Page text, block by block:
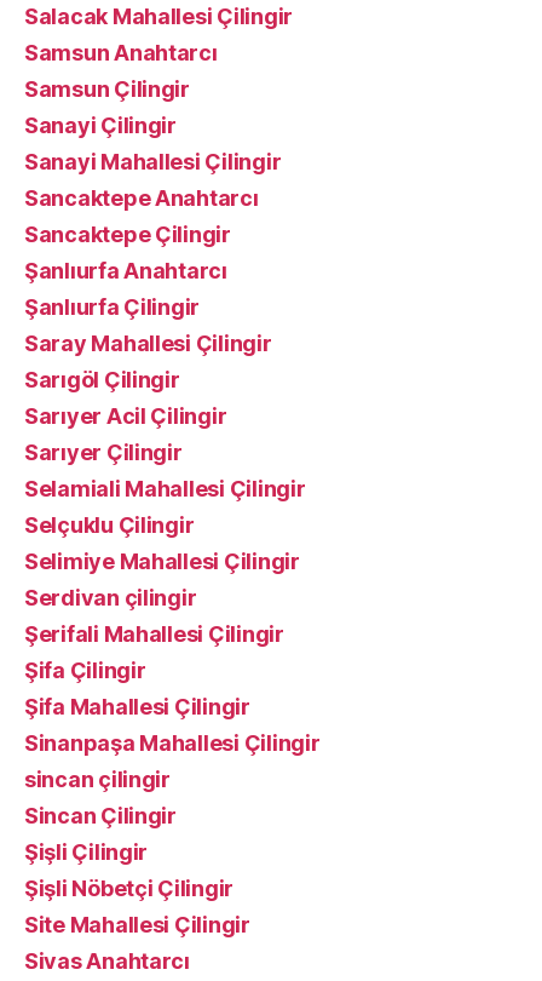
Salacak Mahallesi Çilingir
Samsun Anahtarcı
Samsun Çilingir
Sanayi Çilingir
Sanayi Mahallesi Çilingir
Sancaktepe Anahtarcı
Sancaktepe Çilingir
Şanlıurfa Anahtarcı
Şanlıurfa Çilingir
Saray Mahallesi Çilingir
Sarıgöl Çilingir
Sarıyer Acil Çilingir
Sarıyer Çilingir
Selamiali Mahallesi Çilingir
Selçuklu Çilingir
Selimiye Mahallesi Çilingir
Serdivan çilingir
Şerifali Mahallesi Çilingir
Şifa Çilingir
Şifa Mahallesi Çilingir
Sinanpaşa Mahallesi Çilingir
sincan çilingir
Sincan Çilingir
Şişli Çilingir
Şişli Nöbetçi Çilingir
Site Mahallesi Çilingir
Sivas Anahtarcı